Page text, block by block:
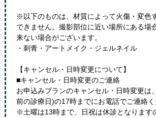
※以下のものは、材質によって火傷・変色
できません。撮影部位に近い場所にある場
来ない場合がございます。
・刺青・アートメイク・ジェルネイル
【キャンセル・日時変更について】
■キャンセル・日時変更のご連絡
お申込みプランのキャンセル・日時変更は
前の診療日)の17時までにお電話でご連絡く
※土曜は13時まで、日祝は休診となります